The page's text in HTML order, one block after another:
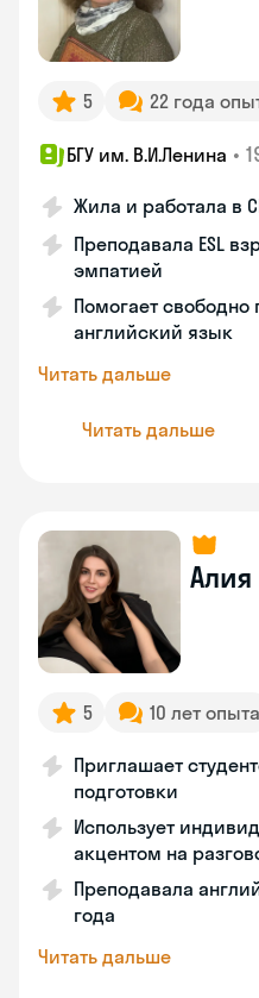
5 22 года
БГУ им. В.И.Ленина •
Жила и работала в
Преподавала ESL
эмпатией
Помогает свободно
английский язык
Читать дальше
Читать дальше
Алия
5 10 лет опыта
Приглашает
подготовки
Использует
акцентом на
Преподавала
года
Читать дальше